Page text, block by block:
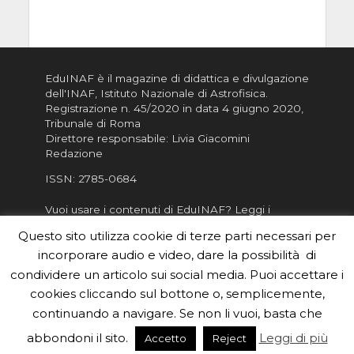
EduINAF è il magazine di didattica e divulgazione
dell'INAF, Istituto Nazionale di Astrofisica
Registrazione n. 45/2020 in data 4 giugno 2020,
Tribunale di Roma
Direttore responsabile: Livia Giacomini
Redazione
ISSN: 2785-0684
Vuoi usare i contenuti di EduINAF? Leggi i
Informativa sulla Privacy
Informatva sui Cookie
Per la rubrica de l'Astronomo risponde, per
inviarci le tue foto o i tuoi contributi, scrivici a
redazione.edu [chiocciola] inaf.it oppure
il form
Questo sito utilizza cookie di terze parti necessari per
incorporare audio e video, dare la possibilità di
condividere un articolo sui social media. Puoi accettare i
cookies cliccando sul bottone o, semplicemente,
continuando a navigare. Se non li vuoi, basta che
abbondoni il sito.
Accetto Reject Leggi di più